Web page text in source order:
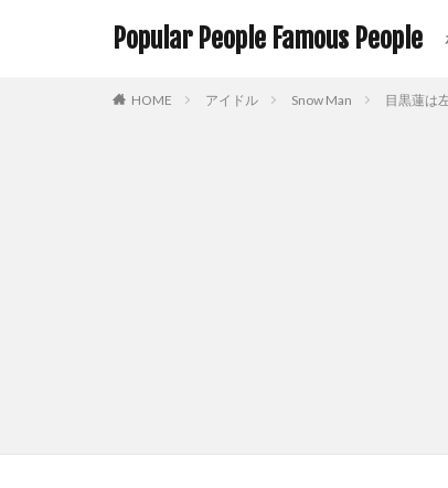
Popular People Famous People
HOME アイドル Snow Man 目黒蓮は